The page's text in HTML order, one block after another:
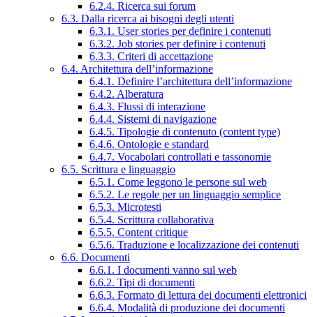
6.2.4. Ricerca sui forum
6.3. Dalla ricerca ai bisogni degli utenti
6.3.1. User stories per definire i contenuti
6.3.2. Job stories per definire i contenuti
6.3.3. Criteri di accettazione
6.4. Architettura dell’informazione
6.4.1. Definire l’architettura dell’informazione
6.4.2. Alberatura
6.4.3. Flussi di interazione
6.4.4. Sistemi di navigazione
6.4.5. Tipologie di contenuto (content type)
6.4.6. Ontologie e standard
6.4.7. Vocabolari controllati e tassonomie
6.5. Scrittura e linguaggio
6.5.1. Come leggono le persone sul web
6.5.2. Le regole per un linguaggio semplice
6.5.3. Microtesti
6.5.4. Scrittura collaborativa
6.5.5. Content critique
6.5.6. Traduzione e localizzazione dei contenuti
6.6. Documenti
6.6.1. I documenti vanno sul web
6.6.2. Tipi di documenti
6.6.3. Formato di lettura dei documenti elettronici
6.6.4. Modalità di produzione dei documenti